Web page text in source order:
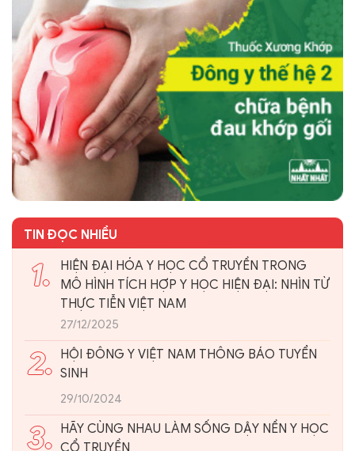
TIN ĐỌC NHIỀU
1.
HIỆN ĐẠI HÓA Y HỌC CỔ TRUYỀN TRONG
MÔ HÌNH TÍCH HỢP Y HỌC HIỆN ĐẠI: NHÌN TỪ
THỰC TIỄN VIỆT NAM
27/12/2025
2. HỘI ĐÔNG Y VIỆT NAM THÔNG BÁO TUYỂN
SINH
29/10/2024
3. HÃY CÙNG NHAU LÀM SỐNG DẬY NỀN Y HỌC